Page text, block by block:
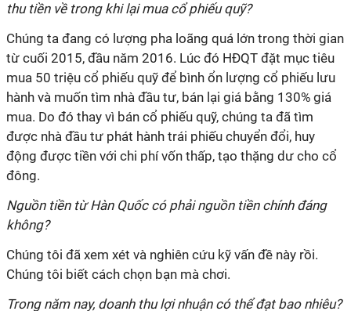
thu tiền về trong khi lại mua cổ phiếu quỹ?
Chúng ta đang có lượng pha loãng quá lớn trong thời gian
từ cuối 2015, đầu năm 2016. Lúc đó HĐQT đặt mục tiêu
mua 50 triệu cổ phiếu quỹ để bình ổn lượng cổ phiếu lưu
hành và muốn tìm nhà đầu tư, bán lại giá bằng 130% giá
mua. Do đó thay vì bán cổ phiếu quỹ, chúng ta đã tìm
được nhà đầu tư phát hành trái phiếu chuyển đổi, huy
động được tiền với chi phí vốn thấp, tạo thặng dư cho cổ
đông.
Nguồn tiền từ Hàn Quốc có phải nguồn tiền chính đáng
không?
Chúng tôi đã xem xét và nghiên cứu kỹ vấn đề này rồi.
Chúng tôi biết cách chọn bạn mà chơi.
Trong năm nay, doanh thu lợi nhuận có thể đạt bao nhiêu?